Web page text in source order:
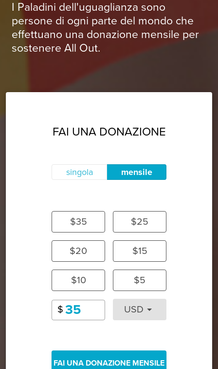
I Paladini dell'uguaglianza sono
persone di ogni parte del mondo che
effettuano una donazione mensile per
sostenere All Out.
FAI UNA DONAZIONE
singola mensile
$35 $25
$20 $15
$10 $5
$ USD
FAI UNA DONAZIONE MENSILE